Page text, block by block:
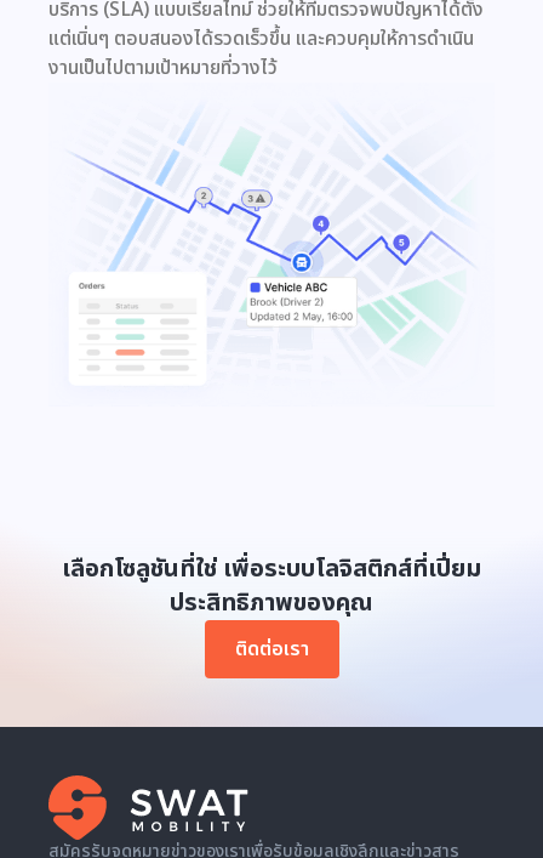
บริการ (SLA) แบบเรียลไทม์ ช่วยให้ทีมตรวจพบปัญหาได้ตั้ง
แต่เนิ่นๆ ตอบสนองได้รวดเร็วขึ้น และควบคุมให้การดำเนิน
งานเป็นไปตามเป้าหมายที่วางไว้
เลือกโซลูชันที่ใช่ เพื่อระบบโลจิสติกส์ที่เปี่ยม
ประสิทธิภาพของคุณ
ติดต่อเรา
สมัครรับจดหมายข่าวของเราเพื่อรับข้อมูลเชิงลึกและข่าวสาร